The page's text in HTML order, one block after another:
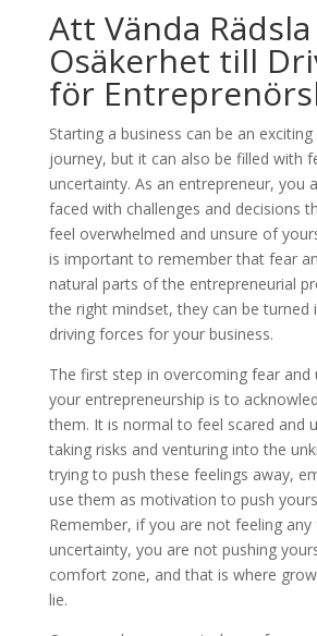
Att Vända
Osäkerhet till
för
Starting a business can be an
journey, but it can also be filled with
uncertainty. As an entrepreneur, you
faced with challenges and decisions
feel overwhelmed and unsure of
is important to remember that fear
natural parts of the entrepreneurial
the right mindset, they can be turned
driving forces for your business.
The first step in overcoming fear and
your entrepreneurship is to
them. It is normal to feel scared and
taking risks and venturing into the
trying to push these feelings away,
use them as motivation to push
Remember, if you are not feeling
uncertainty, you are not pushing
comfort zone, and that is where
lie.